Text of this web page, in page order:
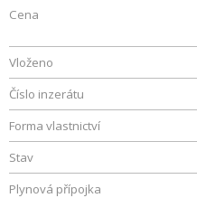
Cena
Vloženo
Číslo inzerátu
Forma vlastnictví
Stav
Plynová přípojka